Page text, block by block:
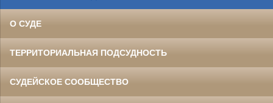
О СУДЕ
ТЕРРИТОРИАЛЬНАЯ ПОДСУДНОСТЬ
СУДЕЙСКОЕ СООБЩЕСТВО